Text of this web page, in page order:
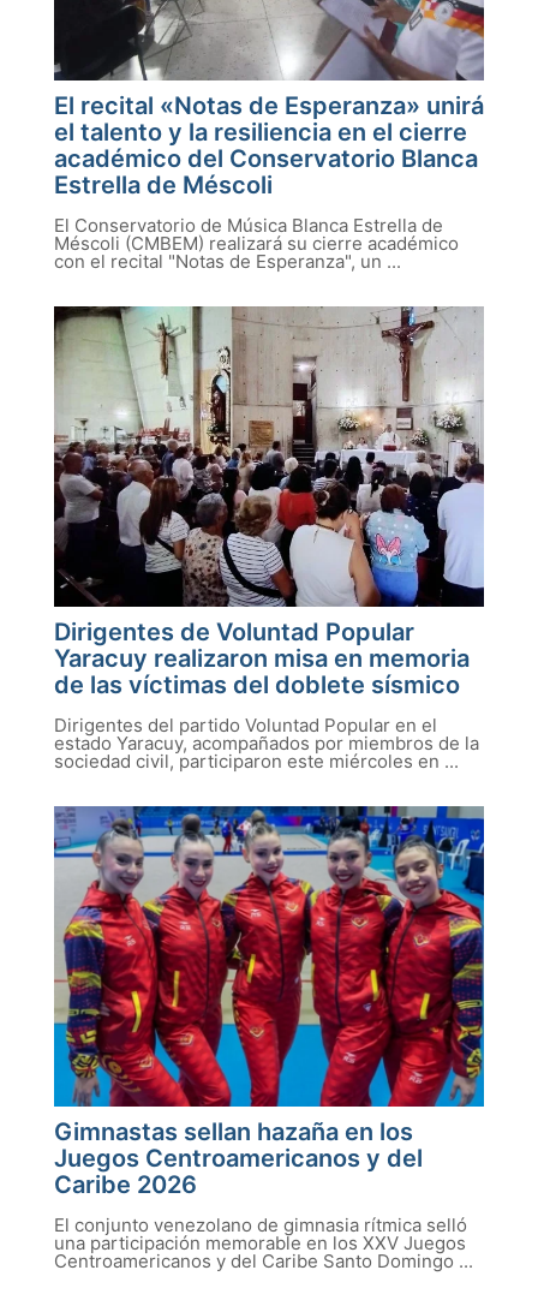
El recital «Notas de Esperanza» unirá
el talento y la resiliencia en el cierre
académico del Conservatorio Blanca
Estrella de Méscoli
El Conservatorio de Música Blanca Estrella de
Méscoli (CMBEM) realizará su cierre académico
con el recital "Notas de Esperanza", un ...
Dirigentes de Voluntad Popular
Yaracuy realizaron misa en memoria
de las víctimas del doblete sísmico
Dirigentes del partido Voluntad Popular en el
estado Yaracuy, acompañados por miembros de la
sociedad civil, participaron este miércoles en ...
Gimnastas sellan hazaña en los
Juegos Centroamericanos y del
Caribe 2026
El conjunto venezolano de gimnasia rítmica selló
una participación memorable en los XXV Juegos
Centroamericanos y del Caribe Santo Domingo ...